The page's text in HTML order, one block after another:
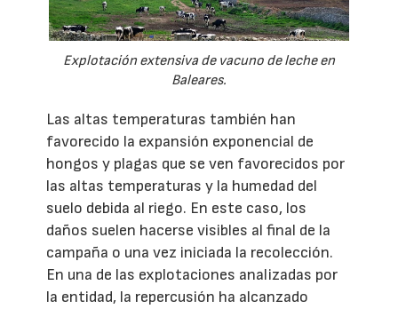
Explotación extensiva de vacuno de leche en
Baleares.
Las altas temperaturas también han
favorecido la expansión exponencial de
hongos y plagas que se ven favorecidos por
las altas temperaturas y la humedad del
suelo debida al riego. En este caso, los
daños suelen hacerse visibles al final de la
campaña o una vez iniciada la recolección.
En una de las explotaciones analizadas por
la entidad, la repercusión ha alcanzado